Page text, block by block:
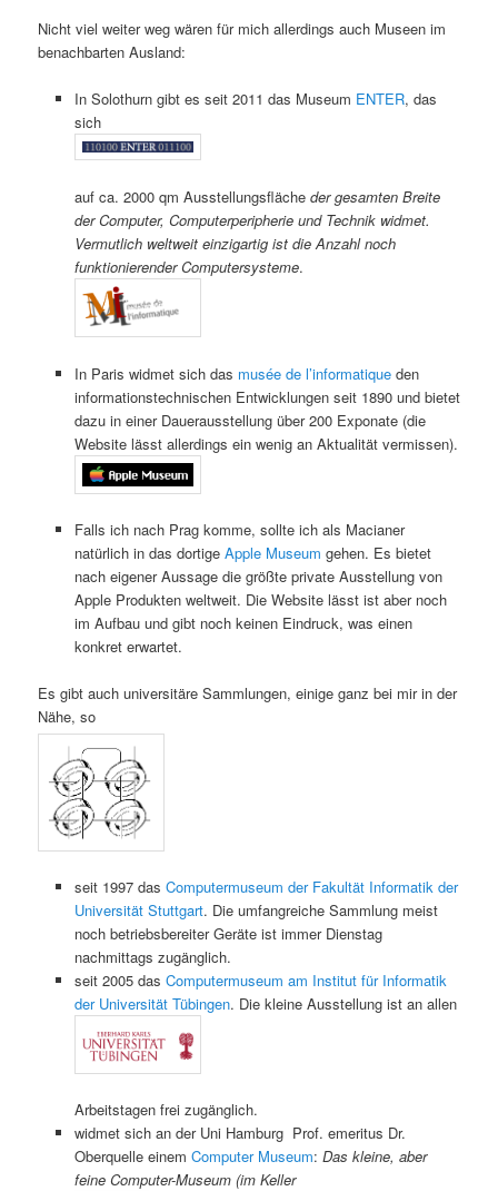
Nicht viel weiter weg wären für mich allerdings auch Museen im
benachbarten Ausland:
In Solothurn gibt es seit 2011 das Museum ENTER, das
sich
auf ca. 2000 qm Ausstellungsfläche der gesamten Breite
der Computer, Computerperipherie und Technik widmet.
Vermutlich weltweit einzigartig ist die Anzahl noch
funktionierender Computersysteme.
In Paris widmet sich das musée de l’informatiqueden
informationstechnischen Entwicklungen seit 1890 und bietet
dazu in einer Dauerausstellung über 200 Exponate (die
Website lässt allerdings ein wenig an Aktualität vermissen).
Falls ich nach Prag komme, sollte ich als Macianer
natürlich in das dortige Apple Museum gehen. Es bietet
nach eigener Aussage die größte private Ausstellung von
Apple Produkten weltweit. Die Website lässt ist aber noch
im Aufbau und gibt noch keinen Eindruck, was einen
konkret erwartet.
Es gibt auch universitäre Sammlungen, einige ganz bei mir in der
Nähe, so
seit 1997 das Computermuseum der Fakultät Informatik der
Universität Stuttgart. Die umfangreiche Sammlung meist
noch betriebsbereiter Geräte ist immer Dienstag
nachmittags zugänglich.
seit 2005 das Computermuseum am Institut für Informatik
der Universität Tübingen. Die kleine Ausstellung ist an allen
Arbeitstagen frei zugänglich.
widmet sich an der Uni Hamburg Prof. emeritus Dr.
Oberquelle einem Computer Museum: Das kleine, aber
feine Computer-Museum (im Keller